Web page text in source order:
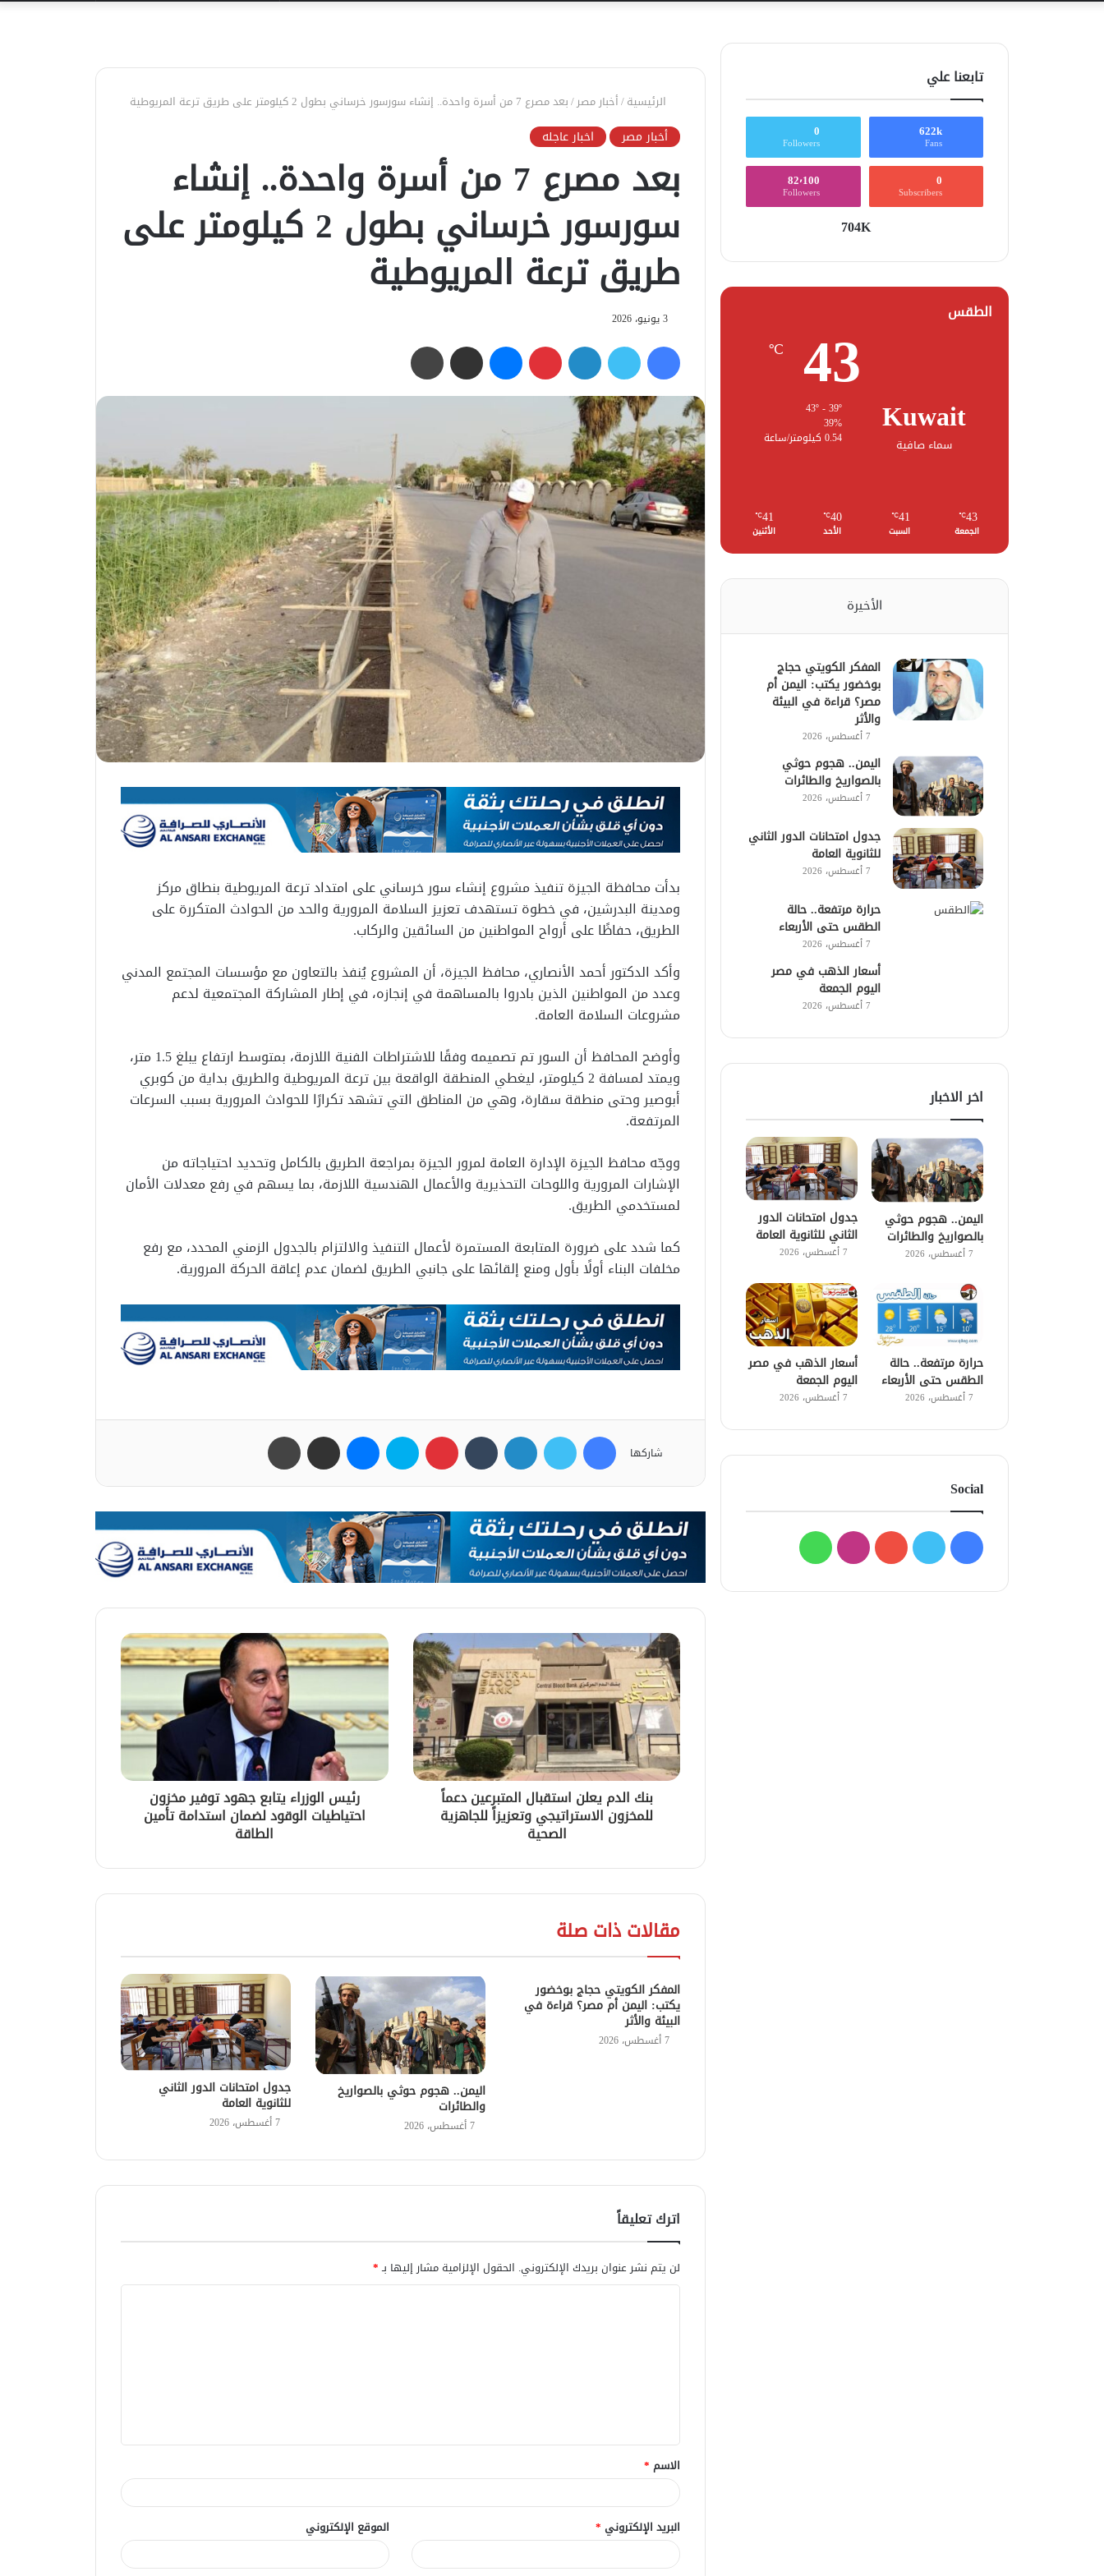
الرئيسية/أخبار مصر/بعد مصرع 7 من أسرة واحدة.. إنشاء سورسور خرساني بطول 2 كيلومتر على طريق ترعة المريوطية
أخبار مصر اخبار عاجله
بعد مصرع 7 من أسرة واحدة.. إنشاء
سورسور خرساني بطول 2 كيلومتر على
طريق ترعة المريوطية
3 يونيو، 2026
فيسبوك تويتر لينكدإن بينتيريست ماسنجر مشاركة عبر البريد
بدأت محافظة الجيزة تنفيذ مشروع إنشاء سور خرساني على امتداد ترعة المريوطية بنطاق مركز
ومدينة البدرشين، في خطوة تستهدف تعزيز السلامة المرورية والحد من الحوادث المتكررة على
الطريق، حفاظًا على أرواح المواطنين من السائقين والركاب.
وأكد الدكتور أحمد الأنصاري، محافظ الجيزة، أن المشروع يُنفذ بالتعاون مع مؤسسات المجتمع المدني
وعدد من المواطنين الذين بادروا بالمساهمة في إنجازه، في إطار المشاركة المجتمعية لدعم
مشروعات السلامة العامة.
وأوضح المحافظ أن السور تم تصميمه وفقًا للاشتراطات الفنية اللازمة، بمتوسط ارتفاع يبلغ 1.5 متر،
ويمتد لمسافة 2 كيلومتر، ليغطي المنطقة الواقعة بين ترعة المريوطية والطريق بداية من كوبري
أبوصير وحتى منطقة سقارة، وهي من المناطق التي تشهد تكرارًا للحوادث المرورية بسبب السرعات
المرتفعة.
ووجّه محافظ الجيزة الإدارة العامة لمرور الجيزة بمراجعة الطريق بالكامل وتحديد احتياجاته من
الإشارات المرورية واللوحات التحذيرية والأعمال الهندسية اللازمة، بما يسهم في رفع معدلات الأمان
لمستخدمي الطريق.
كما شدد على ضرورة المتابعة المستمرة لأعمال التنفيذ والالتزام بالجدول الزمني المحدد، مع رفع
مخلفات البناء أولًا بأول ومنع إلقائها على جانبي الطريق لضمان عدم إعاقة الحركة المرورية.
شاركها
فيسبوك تويتر لينكدإن بينتيريست سكايب ماسنجر مشاركة عبر البريد
بنك الدم يعلن استقبال المتبرعين دعماً
للمخزون الاستراتيجي وتعزيزاً للجاهزية
الصحية
رئيس الوزراء يتابع جهود توفير مخزون
احتياطيات الوقود لضمان استدامة تأمين
الطاقة
مقالات ذات صلة
المفكر الكويتي حجاج بوخضور
يكتب: اليمن أم مصر؟ قراءة في
البيئة والأثر
7 أغسطس، 2026
اليمن.. هجوم حوثي بالصواريخ
والطائرات
7 أغسطس، 2026
جدول امتحانات الدور الثاني
للثانوية العامة
7 أغسطس، 2026
اترك تعليقاً
لن يتم نشر عنوان بريدك الإلكتروني. الحقول الإلزامية مشار إليها بـ*
ق
*
الاسم *
البريد الإلكتروني * الموقع الإلكتروني
تابعنا علي
622k
Fans
0
Followers
0
Subscribers
82٬100
Followers
704K
الطقس
Kuwait
سماء صافية
43
℃
43º - 39º
39%
0.54 كيلومتر/ساعة
43
℃
الجمعة
41
℃
السبت
40
℃
الأحد
41
℃
الأثنين
الأخيرة
المفكر الكويتي حجاج
بوخضور يكتب: اليمن أم
مصر؟ قراءة في البيئة
والأثر
7 أغسطس، 2026
اليمن.. هجوم حوثي
بالصواريخ والطائرات
7 أغسطس، 2026
جدول امتحانات الدور الثاني
للثانوية العامة
7 أغسطس، 2026
حرارة مرتفعة.. حالة
الطقس حتى الأربعاء
7 أغسطس، 2026
أسعار الذهب في مصر
اليوم الجمعة
7 أغسطس، 2026
اخر الاخبار
اليمن.. هجوم حوثي
بالصواريخ والطائرات
7 أغسطس، 2026
جدول امتحانات الدور
الثاني للثانوية العامة
7 أغسطس، 2026
حرارة مرتفعة.. حالة
الطقس حتى الأربعاء
7 أغسطس، 2026
أسعار الذهب في مصر
اليوم الجمعة
7 أغسطس، 2026
Social
فيسبوك
تويتر يوتيوبانستقرامواتساب